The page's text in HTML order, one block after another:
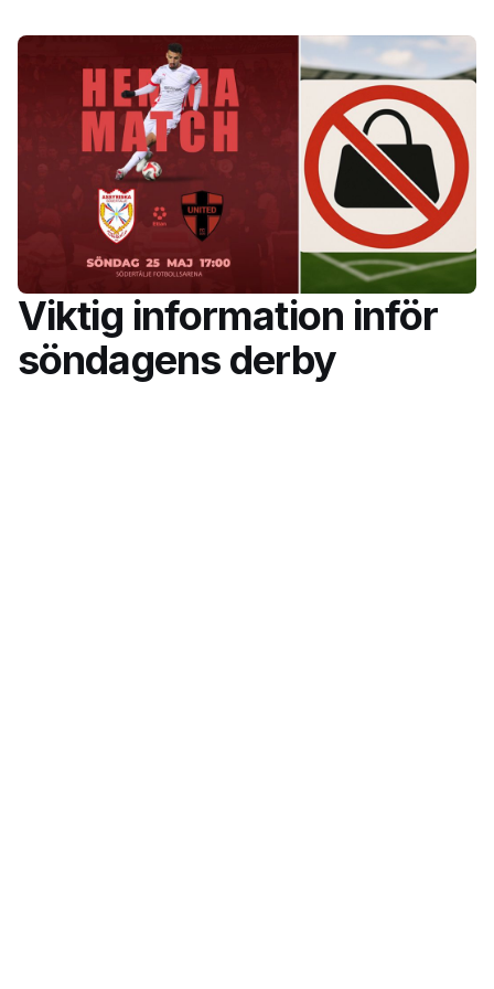
Viktig information inför
söndagens derby